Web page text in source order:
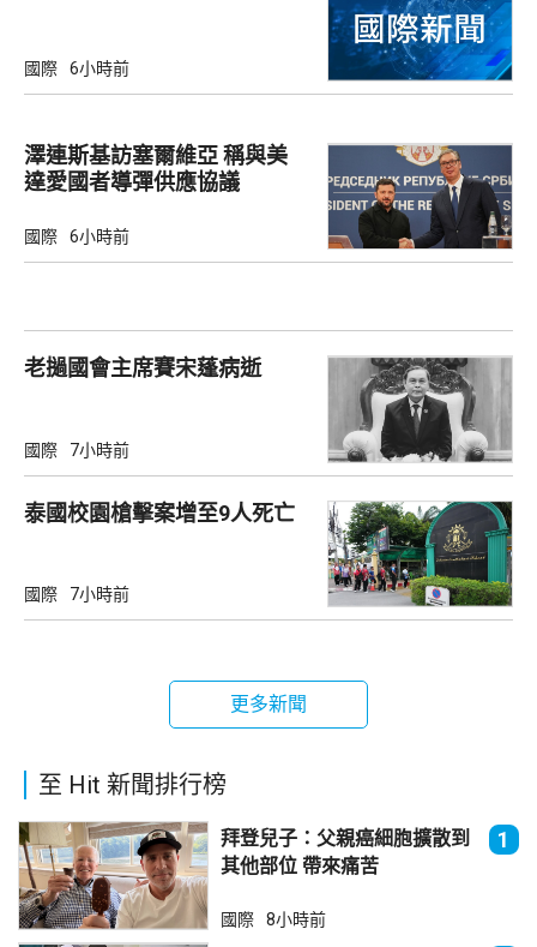
國際 6小時前
澤連斯基訪塞爾維亞 稱與美
達愛國者導彈供應協議
國際 6小時前
老撾國會主席賽宋蓬病逝
國際 7小時前
泰國校園槍擊案增至9人死亡
國際 7小時前
更多新聞
至 Hit 新聞排行榜
拜登兒子：父親癌細胞擴散到
其他部位 帶來痛苦
1
國際 8小時前